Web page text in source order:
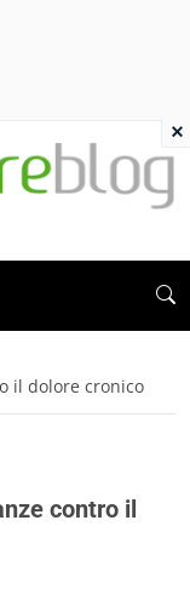
il dolore cronico
contro il
×